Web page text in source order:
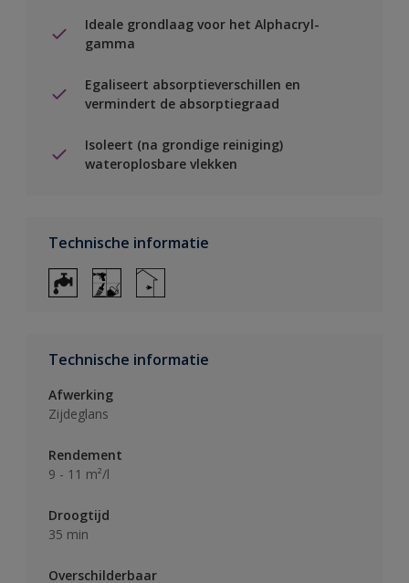
Ideale grondlaag voor het Alphacryl-
gamma
Egaliseert absorptieverschillen en
vermindert de absorptiegraad
Isoleert (na grondige reiniging)
wateroplosbare vlekken
Technische informatie
Technische informatie
Afwerking
Zijdeglans
Rendement
9 - 11 m²/l
Droogtijd
35 min
Overschilderbaar